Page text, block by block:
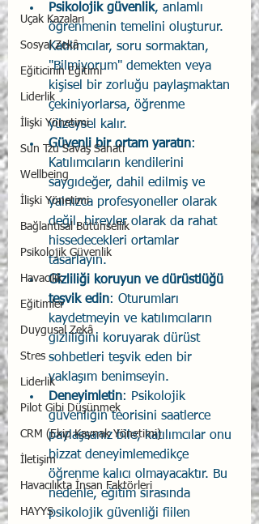
Uçak Kazaları
Sosyal Zekâ
Eğiticinin Eğitimi
Liderlik
İlişki Yönetimi
Sun Tzu Savaş Sanatı
Wellbeing
İlişki Yönetimi
Bağlantısal Bütünsellik
Psikolojik Güvenlik
Havacılık
Eğitimler
Duygusal Zekâ
Stres
Liderlik
Pilot Gibi Düşünmek
CRM (Ekip Kaynak Yönetimi)
İletişim
Havacılıkta İnsan Faktörleri
HAYYS
Psikolojik güvenlik, anlamlı
öğrenmenin temelini oluşturur.
Katılımcılar, soru sormaktan,
"Bilmiyorum" demekten veya
kişisel bir zorluğu paylaşmaktan
çekiniyorlarsa, öğrenme
yüzeysel kalır.
Güvenli bir ortam yaratın:
Katılımcıların kendilerini
saygıdeğer, dahil edilmiş ve
yalnızca profesyoneller olarak
değil, bireyler olarak da rahat
hissedecekleri ortamlar
tasarlayın.
Gizliliği koruyun ve dürüstlüğü
teşvik edin: Oturumları
kaydetmeyin ve katılımcıların
gizliliğini koruyarak dürüst
sohbetleri teşvik eden bir
yaklaşım benimseyin.
Deneyimletin: Psikolojik
güvenliğin teorisini saatlerce
paylaşsanız bile, katılımcılar onu
bizzat deneyimlemedikçe
öğrenme kalıcı olmayacaktır. Bu
nedenle, eğitim sırasında
psikolojik güvenliği fiilen